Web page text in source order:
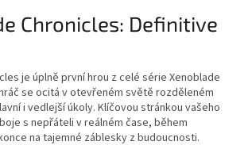
Chronicles: Definitive
je úplně první hrou z celé série Xenoblade
se ocitá v otevřeném světě rozděleném
i vedlejší úkoly. Klíčovou stránkou vašeho
s nepřáteli v reálném čase, během
na tajemné záblesky z budoucnosti.